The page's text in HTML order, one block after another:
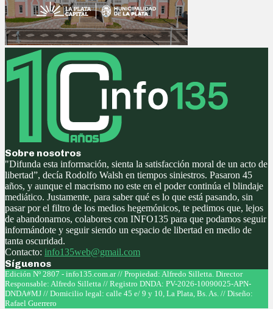
Sobre nosotros
"Difunda esta información, sienta la satisfacción moral de un acto de
libertad”, decía Rodolfo Walsh en tiempos siniestros. Pasaron 45
años, y aunque el macrismo no este en el poder continúa el blindaje
mediático. Justamente, para saber qué es lo que está pasando, sin
pasar por el filtro de los medios hegemónicos, te pedimos que, lejos
de abandonarnos, colabores con INFO135 para que podamos seguir
informándote y seguir siendo un espacio de libertad en medio de
tanta oscuridad.
Contacto: info135web@gmail.com
Síguenos
Facebook
Twitter
Instagram
Youtube
Edición Nº 2807 - info135.com.ar // Propiedad: Alfredo Silletta. Director
Responsable: Alfredo Silletta // Registro DNDA: PV-2026-10090025-APN-
DNDA#MJ // Domicilio legal: calle 45 e/ 9 y 10, La Plata, Bs. As. // Diseño:
Rafael Guerrero